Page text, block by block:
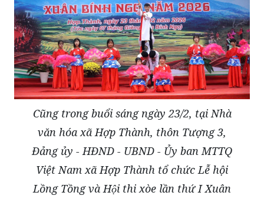
Cũng trong buổi sáng ngày 23/2, tại Nhà
văn hóa xã Hợp Thành, thôn Tượng 3,
Đảng ủy - HĐND - UBND - Ủy ban MTTQ
Việt Nam xã Hợp Thành tổ chức Lễ hội
Lồng Tồng và Hội thi xòe lần thứ I Xuân